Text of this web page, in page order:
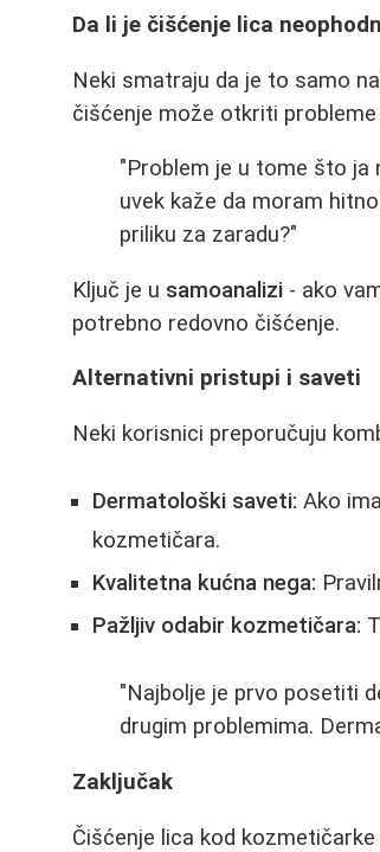
Da li je čišćenje lica
Neki smatraju da je to samo
čišćenje može otkriti
"Problem je u tome što ja
uvek kaže da moram
priliku za zaradu?"
Ključ je u samoanalizi - ako
potrebno redovno čišćenje.
Alternativni pristupi i saveti
Neki korisnici preporučuju
Dermatološki saveti: Ako
kozmetičara.
Kvalitetna kućna nega:
Pažljiv odabir kozmetičara:
"Najbolje je prvo posetiti
drugim problemima.
Zaključak
Čišćenje lica kod